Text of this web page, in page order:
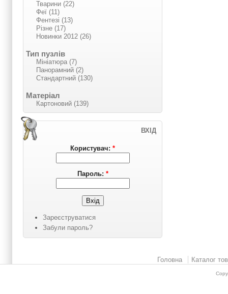
Тварини (22)
Феї (11)
Фентезі (13)
Різне (17)
Нoвинки 2012 (26)
Тип пузлів
Мініатюра (7)
Панорамний (2)
Стандартний (130)
Матеріал
Картоновий (139)
ВХІД
Користувач: *
Пароль: *
Зареєструватися
Забули пароль?
Головна Каталог